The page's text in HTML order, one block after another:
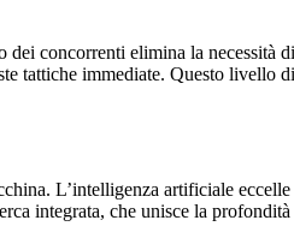
concorrenti elimina la necessità
tattiche immediate. Questo livello
L’intelligenza artificiale
integrata, che unisce la